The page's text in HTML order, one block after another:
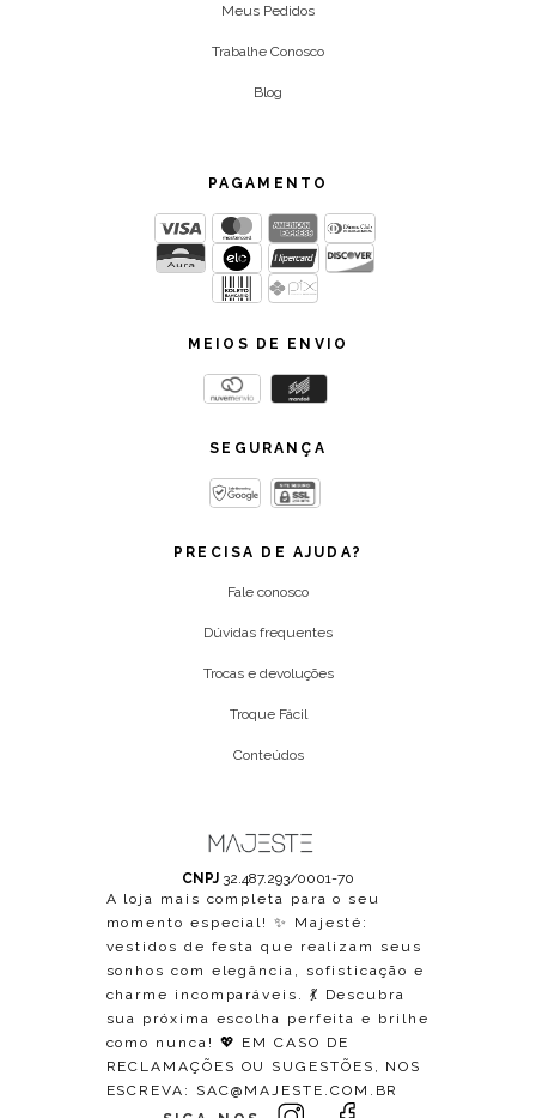
Meus Pedidos
Trabalhe Conosco
Blog
PAGAMENTO
MEIOS DE ENVIO
SEGURANÇA
PRECISA DE AJUDA?
Fale conosco
Dúvidas frequentes
Trocas e devoluções
Troque Fácil
Conteúdos
CNPJ 32.487.293/0001-70
A loja mais completa para o seu
momento especial! ✨ Majesté:
vestidos de festa que realizam seus
sonhos com elegância, sofisticação e
charme incomparáveis. 💃 Descubra
sua próxima escolha perfeita e brilhe
como nunca! 💖 EM CASO DE
RECLAMAÇÕES OU SUGESTÕES, NOS
ESCREVA: SAC@MAJESTE.COM.BR